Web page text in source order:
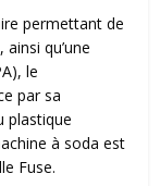
permettant de
qu’une
le
par sa
plastique
à soda est
Fuse.